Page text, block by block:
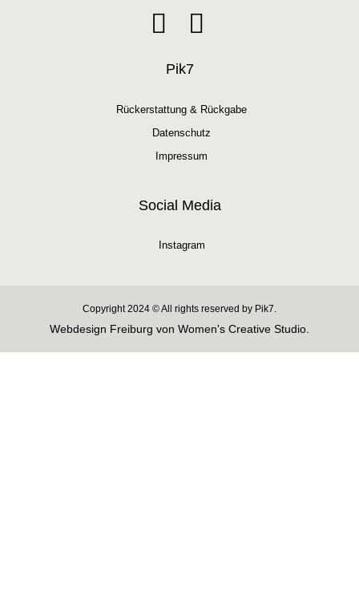
Pik7
Rückerstattung & Rückgabe
Datenschutz
Impressum
Social Media
Instagram
Copyright 2024 © All rights reserved by Pik7.
Webdesign Freiburg von Women's Creative Studio.